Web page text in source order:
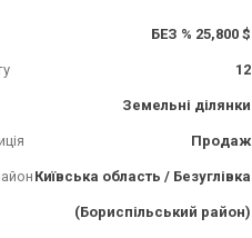
БЕЗ % 25,800 $
12
Земельні ділянки
Продаж
Київська область/ Безуглівка
(Бориспільський район)